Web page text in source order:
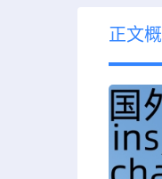
正文